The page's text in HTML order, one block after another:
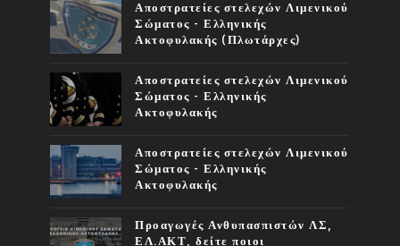
Αποστρατείες στελεχών Λιμενικού
Σώματος - Ελληνικής
Ακτοφυλακής (Πλωτάρχες)
Αποστρατείες στελεχών Λιμενικού
Σώματος - Ελληνικής
Ακτοφυλακής
Αποστρατείες στελεχών Λιμενικού
Σώματος - Ελληνικής
Ακτοφυλακής
Προαγωγές Ανθυπασπιστών ΛΣ,
ΕΛ.ΑΚΤ, δείτε ποιοι